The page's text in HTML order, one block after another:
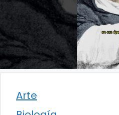
Arte